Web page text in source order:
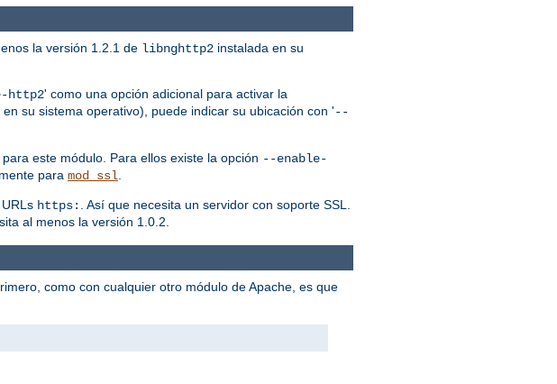
la versión 1.2.1 de libnghttp2 instalada en su
http2' como una opción adicional para activar la
su sistema operativo), puede indicar su ubicación con '--
este módulo. Para ellos existe la opción --enable-
para mod_ssl.
https: . Así que necesita un servidor con soporte SSL.
al menos la versión 1.0.2.
como con cualquier otro módulo de Apache, es que